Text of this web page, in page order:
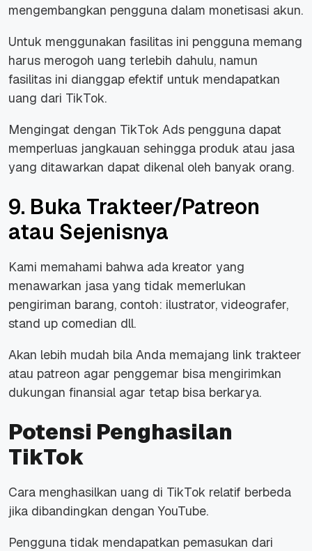
mengembangkan pengguna dalam monetisasi akun.
Untuk menggunakan fasilitas ini pengguna memang
harus merogoh uang terlebih dahulu, namun
fasilitas ini dianggap efektif untuk mendapatkan
uang dari TikTok.
Mengingat dengan TikTok Ads pengguna dapat
memperluas jangkauan sehingga produk atau jasa
yang ditawarkan dapat dikenal oleh banyak orang.
9. Buka Trakteer/Patreon
atau Sejenisnya
Kami memahami bahwa ada kreator yang
menawarkan jasa yang tidak memerlukan
pengiriman barang, contoh: ilustrator, videografer,
stand up comedian dll.
Akan lebih mudah bila Anda memajang link trakteer
atau patreon agar penggemar bisa mengirimkan
dukungan finansial agar tetap bisa berkarya.
Potensi Penghasilan
TikTok
Cara menghasilkan uang di TikTok relatif berbeda
jika dibandingkan dengan YouTube.
Pengguna tidak mendapatkan pemasukan dari